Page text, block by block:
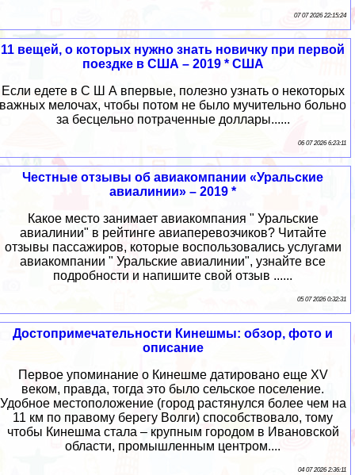
07 07 2026 22:15:24
11 вещей, о которых нужно знать новичку при первой
поездке в США – 2019 * США
Если едете в С Ш А впервые, полезно узнать о некоторых
важных мелочах, чтобы потом не было мучительно больно
за бесцельно потраченные доллары......
06 07 2026 6:23:11
Честные отзывы об авиакомпании «Уральские
авиалинии» – 2019 *
Какое место занимает авиакомпания " Уральские
авиалинии" в рейтинге авиаперевозчиков? Читайте
отзывы пассажиров, которые воспользовались услугами
авиакомпании " Уральские авиалинии", узнайте все
подробности и напишите свой отзыв ......
05 07 2026 0:32:31
Достопримечательности Кинешмы: обзор, фото и
описание
Первое упоминание о Кинешме датировано еще XV
веком, правда, тогда это было сельское поселение.
Удобное местоположение (город растянулся более чем на
11 км по правому берегу Волги) способствовало, тому
чтобы Кинешма стала – крупным городом в Ивановской
области, промышленным центром....
04 07 2026 2:36:11